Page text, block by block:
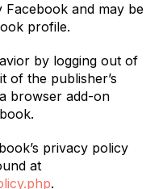
Facebook and may be
profile.
by logging out of
of the publisher’s
browser add-on
privacy policy
at
.